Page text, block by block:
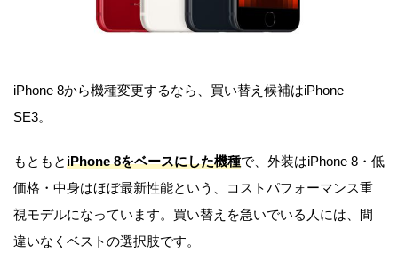
iPhone 8から機種変更するなら、買い替え候補はiPhone
SE3。
もともとiPhone 8をベースにした機種で、外装はiPhone 8・低
価格・中身はほぼ最新性能という、コストパフォーマンス重
視モデルになっています。買い替えを急いでいる人には、間
違いなくベストの選択肢です。